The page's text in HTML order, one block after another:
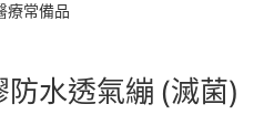
療常備品
水透氣繃 (滅菌)